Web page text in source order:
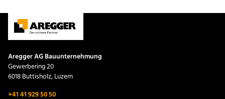
Aregger AG Bauunternehmung
Gewerbering 20
6018 Buttisholz, Luzern
+41 41 929 50 50